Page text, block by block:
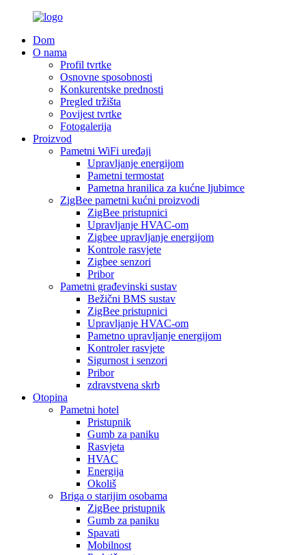
Dom
O nama
Profil tvrtke
Osnovne sposobnosti
Konkurentske prednosti
Pregled tržišta
Povijest tvrtke
Fotogalerija
Proizvod
Pametni WiFi uređaji
Upravljanje energijom
Pametni termostat
Pametna hranilica za kućne ljubimce
ZigBee pametni kućni proizvodi
ZigBee pristupnici
Upravljanje HVAC-om
Zigbee upravljanje energijom
Kontrole rasvjete
Zigbee senzori
Pribor
Pametni građevinski sustav
Bežični BMS sustav
ZigBee pristupnici
Upravljanje HVAC-om
Pametno upravljanje energijom
Kontroler rasvjete
Sigurnost i senzori
Pribor
zdravstvena skrb
Otopina
Pametni hotel
Pristupnik
Gumb za paniku
Rasvjeta
HVAC
Energija
Okoliš
Briga o starijim osobama
ZigBee pristupnik
Gumb za paniku
Spavati
Mobilnost